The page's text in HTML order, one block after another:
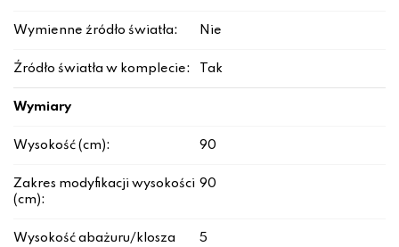
Wymienne źródło światła: Nie
Źródło światła w komplecie: Tak
Wymiary
Wysokość (cm): 90
Zakres modyfikacji wysokości
(cm):
90
Wysokość abażuru/klosza
5